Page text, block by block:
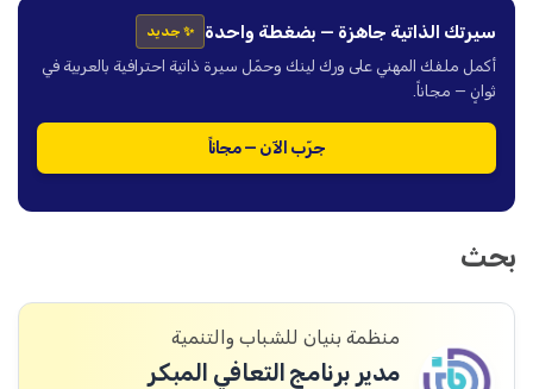
سيرتك الذاتية جاهزة — بضغطة واحدة ✨ جديد
أكمل ملفك المهني على ورك لينك وحمّل سيرة ذاتية احترافية بالعربية في
ثوانٍ — مجاناً.
جرّب الآن — مجاناً
بحث
منظمة بنيان للشباب والتنمية
مدير برنامج التعافي المبكر